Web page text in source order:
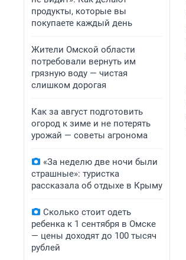
продукты, которые вы
покупаете каждый день
Жители Омской области
потребовали вернуть им
грязную воду — чистая
слишком дорогая
Как за август подготовить
огород к зиме и не потерять
урожай — советы агронома
«За неделю две ночи были
страшные»: туристка
рассказала об отдыхе в Крыму
Сколько стоит одеть
ребенка к 1 сентября в Омске
— цены доходят до 100 тысяч
рублей